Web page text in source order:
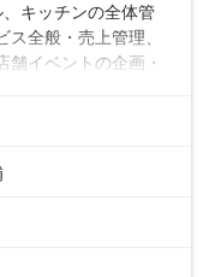
キッチンの全体管
全般・売上管理、
舗イベントの企画・
しますので、徐々
レストランでは、
す。配膳ロボット
、配膳ロボットに